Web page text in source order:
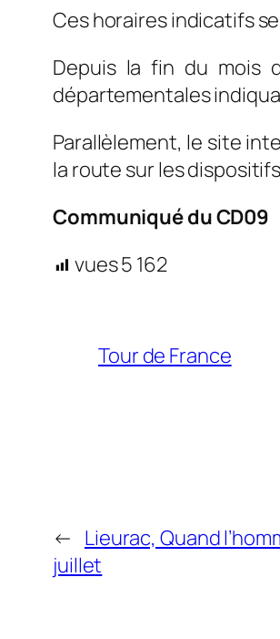
Ces horaires indicatifs
Depuis la fin du mois
départementales
Parallèlement, le site
la route sur les
Communiqué du CD09
vues5 162
Tour de France
← Lieurac, Quand
juillet